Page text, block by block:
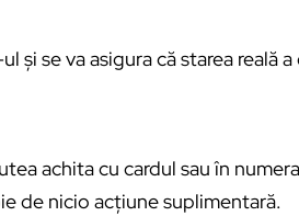
și se va asigura că starea reală
achita cu cardul sau în
de nicio acțiune suplimentară.